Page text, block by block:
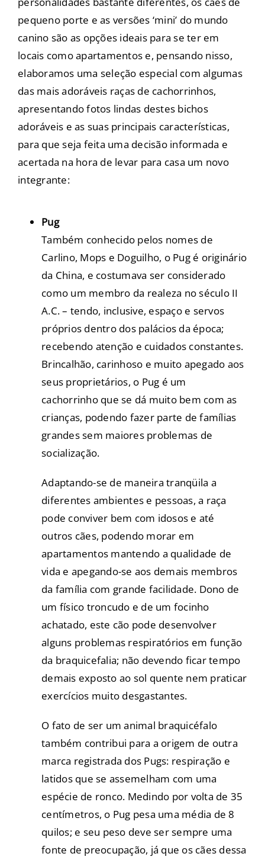
pequeno porte e as versões ‘mini’ do mundo
canino são as opções ideais para se ter em
locais como apartamentos e, pensando nisso,
elaboramos uma seleção especial com algumas
das mais adoráveis raças de cachorrinhos,
apresentando fotos lindas destes bichos
adoráveis e as suas principais características,
para que seja feita uma decisão informada e
acertada na hora de levar para casa um novo
integrante:
Pug
Também conhecido pelos nomes de
Carlino, Mops e Doguilho, o Pug é originário
da China, e costumava ser considerado
como um membro da realeza no século II
A.C. – tendo, inclusive, espaço e servos
próprios dentro dos palácios da época;
recebendo atenção e cuidados constantes.
Brincalhão, carinhoso e muito apegado aos
seus proprietários, o Pug é um
cachorrinho que se dá muito bem com as
crianças, podendo fazer parte de famílias
grandes sem maiores problemas de
socialização.
Adaptando-se de maneira tranqüila a
diferentes ambientes e pessoas, a raça
pode conviver bem com idosos e até
outros cães, podendo morar em
apartamentos mantendo a qualidade de
vida e apegando-se aos demais membros
da família com grande facilidade. Dono de
um físico troncudo e de um focinho
achatado, este cão pode desenvolver
alguns problemas respiratórios em função
da braquicefalia; não devendo ficar tempo
demais exposto ao sol quente nem praticar
exercícios muito desgastantes.
O fato de ser um animal braquicéfalo
também contribui para a origem de outra
marca registrada dos Pugs: respiração e
latidos que se assemelham com uma
espécie de ronco. Medindo por volta de 35
centímetros, o Pug pesa uma média de 8
quilos; e seu peso deve ser sempre uma
fonte de preocupação, já que os cães dessa